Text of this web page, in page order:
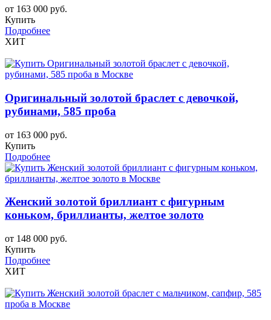
от 163 000 руб.
Купить
Подробнее
ХИТ
Оригинальный золотой браслет с девочкой,
рубинами, 585 проба
от 163 000 руб.
Купить
Подробнее
Женский золотой бриллиант с фигурным
коньком, бриллианты, желтое золото
от 148 000 руб.
Купить
Подробнее
ХИТ